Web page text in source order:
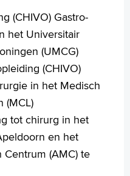
(CHIVO) Gastro-
het Universitair
(UMCG)
(CHIVO)
in het Medisch
(MCL)
tot chirurg in het
en het
(AMC) te